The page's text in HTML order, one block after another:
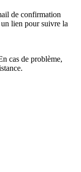
de confirmation
lien pour suivre la
cas de problème,